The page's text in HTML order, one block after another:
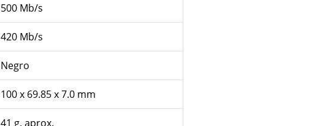
500 Mb/s
420 Mb/s
Negro
100 x 69.85 x 7.0 mm
41 g. aprox.